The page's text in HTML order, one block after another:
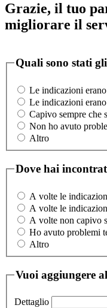
Grazie, il tuo
migliorare il
Quali sono stati
Le indicazioni
Le indicazioni
Capivo sempre che
Non ho avuto
Altro
Dove hai
A volte le
A volte le
A volte non capivo
Ho avuto problemi
Altro
Vuoi aggiungere
Dettaglio